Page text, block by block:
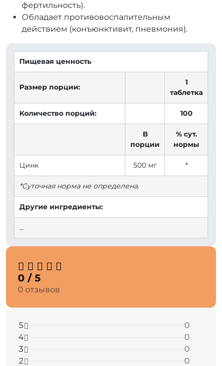
фертильность).
Обладает противовоспалительным
действием (конъюнктивит, пневмония).
Пищевая ценность
Размер порции:
1
таблетка
Количество порций: 100
В
порции
% сут.
нормы
Цинк 500 мг *
*Суточная норма не определена.
Другие ингредиенты:
...
0 / 5
0 отзывов
5
0
4
0
3
0
2
0